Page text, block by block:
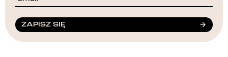
ZAPISZ SIĘ